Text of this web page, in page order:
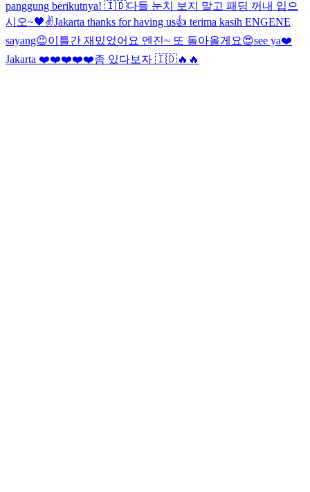
panggung berikutnya! 🇮🇩다들 눈치 보지 말고 패딩 꺼내 입으
시오~🖤✌️Jakarta thanks for having us👍 terima kasih ENGENE
sayang😉이틀간 재밌었어요 엔진~ 또 돌아올게요😍see ya❤️
Jakarta ❤️❤️❤️❤️❤️좀 있다보자 🇮🇩🔥🔥